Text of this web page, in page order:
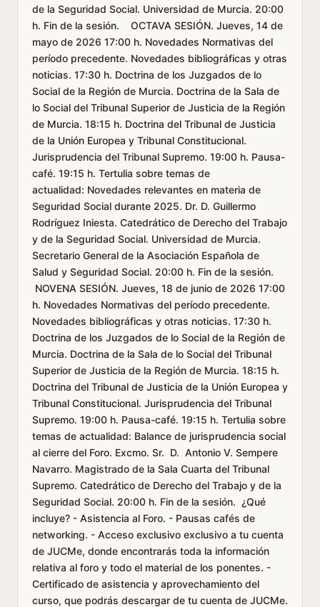
de la Seguridad Social. Universidad de Murcia. 20:00
h. Fin de la sesión. OCTAVA SESIÓN. Jueves, 14 de
mayo de 2026 17:00 h. Novedades Normativas del
período precedente. Novedades bibliográficas y otras
noticias. 17:30 h. Doctrina de los Juzgados de lo
Social de la Región de Murcia. Doctrina de la Sala de
lo Social del Tribunal Superior de Justicia de la Región
de Murcia. 18:15 h. Doctrina del Tribunal de Justicia
de la Unión Europea y Tribunal Constitucional.
Jurisprudencia del Tribunal Supremo. 19:00 h. Pausa-
café. 19:15 h. Tertulia sobre temas de
actualidad: Novedades relevantes en materia de
Seguridad Social durante 2025. Dr. D. Guillermo
Rodríguez Iniesta. Catedrático de Derecho del Trabajo
y de la Seguridad Social. Universidad de Murcia.
Secretario General de la Asociación Española de
Salud y Seguridad Social. 20:00 h. Fin de la sesión.
NOVENA SESIÓN. Jueves, 18 de junio de 2026 17:00
h. Novedades Normativas del período precedente.
Novedades bibliográficas y otras noticias. 17:30 h.
Doctrina de los Juzgados de lo Social de la Región de
Murcia. Doctrina de la Sala de lo Social del Tribunal
Superior de Justicia de la Región de Murcia. 18:15 h.
Doctrina del Tribunal de Justicia de la Unión Europea y
Tribunal Constitucional. Jurisprudencia del Tribunal
Supremo. 19:00 h. Pausa-café. 19:15 h. Tertulia sobre
temas de actualidad: Balance de jurisprudencia social
al cierre del Foro. Excmo. Sr. D. Antonio V. Sempere
Navarro. Magistrado de la Sala Cuarta del Tribunal
Supremo. Catedrático de Derecho del Trabajo y de la
Seguridad Social. 20:00 h. Fin de la sesión. ¿Qué
incluye? - Asistencia al Foro. - Pausas cafés de
networking. - Acceso exclusivo exclusivo a tu cuenta
de JUCMe, donde encontrarás toda la información
relativa al foro y todo el material de los ponentes. -
Certificado de asistencia y aprovechamiento del
curso, que podrás descargar de tu cuenta de JUCMe.